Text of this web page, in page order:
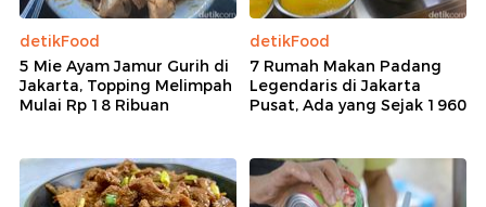
detikFood
5 Mie Ayam Jamur Gurih di
Jakarta, Topping Melimpah
Mulai Rp 18 Ribuan
detikFood
7 Rumah Makan Padang
Legendaris di Jakarta
Pusat, Ada yang Sejak 1960